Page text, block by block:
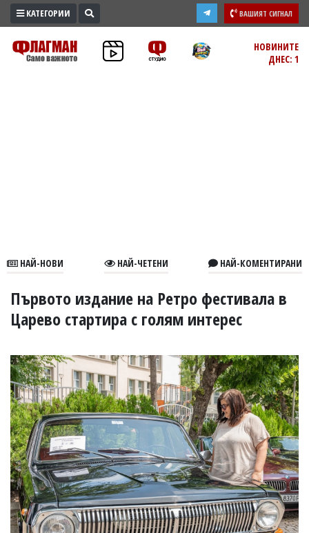
ПРОМО
ЗОНА
В
УКРАЙНА
СПОРТ
РАЗСЛЕДВАНЕ
БИЗНЕС
ЮГ
Управители:
Веселин
Василев,
email:
v.vasilev@flagman.bg
Катя
Касабова,
еmail:k.kassabova@flagman.bg
КАТЕГОРИИ ВАШИЯТ СИГНАЛ
НОВИНИТЕ
ДНЕС: 1
НАЙ-НОВИ НАЙ-ЧЕТЕНИ НАЙ-КОМЕНТИРАНИ
Първото издание на Ретро фестивала в
Царево стартира с голям интерес